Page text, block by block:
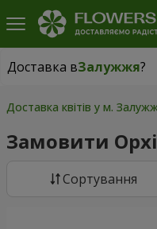
Доставка вЗалужжя?
Доставка вЗалужжя|
Доставка квітів у м.
Замовити
Сортування